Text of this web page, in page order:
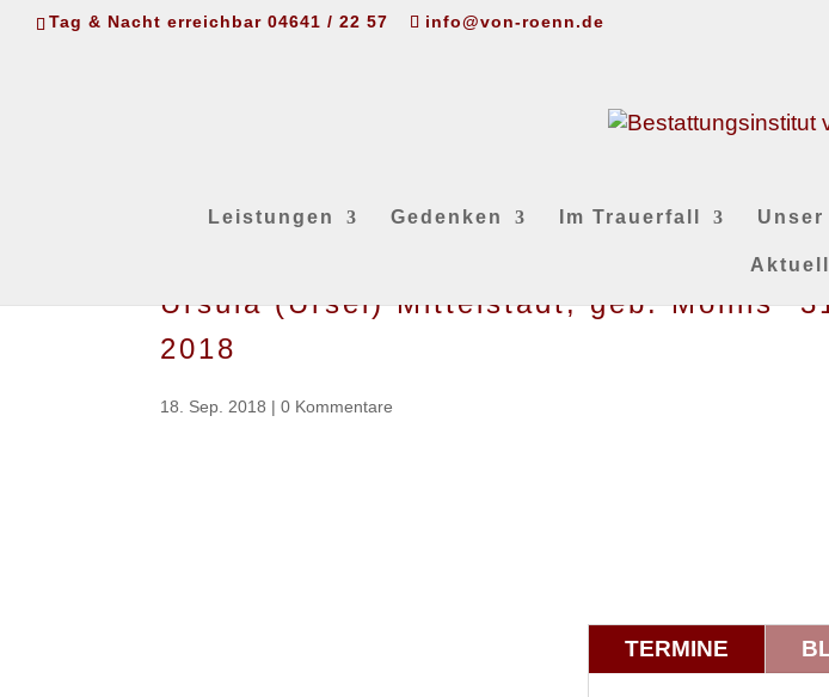
Tag & Nacht erreichbar 04641 / 22 57 info@von-roenn.de
Leistungen Gedenken Im Trauerfall Unser
Ursula (Ursel) Mittelstädt, geb. Mohns
2018
18. Sep. 2018 |0 Kommentare
TERMINE